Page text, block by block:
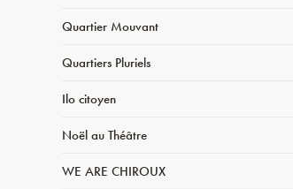
Quartier Mouvant
Quartiers Pluriels
Ilo citoyen
Noël au Théâtre
WE ARE CHIROUX